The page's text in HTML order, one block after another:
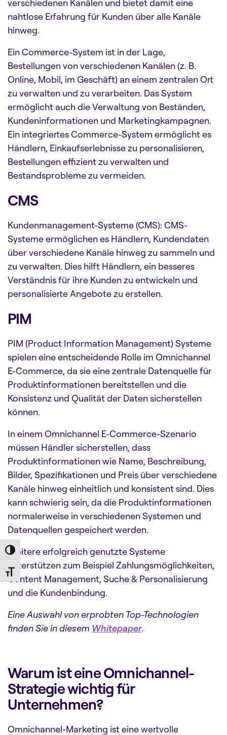
Toggle High Contrast
Toggle Font size
verschiedenen Kanälen und bietet damit eine
nahtlose Erfahrung für Kunden über alle Kanäle
hinweg.
Ein Commerce-System ist in der Lage,
Bestellungen von verschiedenen Kanälen (z. B.
Online, Mobil, im Geschäft) an einem zentralen Ort
zu verwalten und zu verarbeiten. Das System
ermöglicht auchdie Verwaltung von Beständen,
Kundeninformationen und Marketingkampagnen.
Ein integriertes Commerce-System ermöglicht es
Händlern, Einkaufserlebnisse zu personalisieren,
Bestellungen effizient zu verwalten und
Bestandsprobleme zu vermeiden.
CMS
Kundenmanagement-Systeme (CMS): CMS-
Systeme ermöglichen es Händlern, Kundendaten
über verschiedene Kanäle hinweg zu sammeln und
zu verwalten. Dies hilft Händlern, ein besseres
Verständnis für ihre Kunden zu entwickeln und
personalisierte Angebote zu erstellen.
PIM
PIM (Product Information Management) Systeme
spielen eine entscheidende Rolle im Omnichannel
E-Commerce, da sie einezentrale Datenquelle für
Produktinformationen bereitstellen und die
Konsistenz und Qualität der Daten sicherstellen
können.
In einem Omnichannel E-Commerce-Szenario
müssen Händler sicherstellen, dass
Produktinformationen wie Name, Beschreibung,
Bilder, Spezifikationen und Preis über verschiedene
Kanäle hinweg einheitlich und konsistent sind. Dies
kann schwierig sein, da die Produktinformationen
normalerweise in verschiedenen Systemen und
Datenquellen gespeichert werden.
Weitere erfolgreich genutzte Systeme
unterstützen zum Beispiel Zahlungsmöglichkeiten,
Content Management, Suche & Personalisierung
und die Kundenbindung.
Eine Auswahl von erprobten Top-Technologien
finden Sie in diesem Whitepaper.
Warum ist eine Omnichannel-
Strategie wichtig für
Unternehmen?
Omnichannel-Marketing ist eine wertvolle